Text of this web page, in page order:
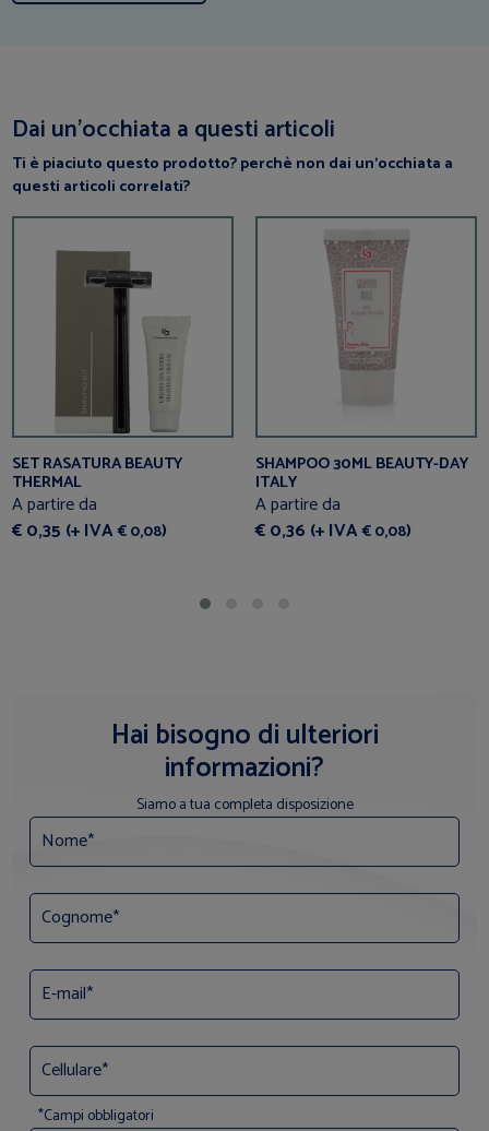
Dai un’occhiata a questi articoli
Ti è piaciuto questo prodotto? perchè non dai un’occhiata a
questi articoli correlati?
SET RASATURA BEAUTY
THERMAL
A partire da
€ 0,35 (+ IVA€ 0,08)
SHAMPOO 30ML BEAUTY-DAY
ITALY
A partire da
€ 0,36 (+ IVA€ 0,08)
Hai bisogno di ulteriori
informazioni?
Siamo a tua completa disposizione
*Campi obbligatori